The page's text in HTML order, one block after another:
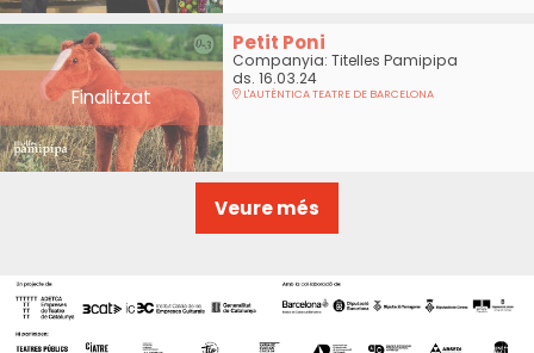
Finalitzat
Petit Poni
Companyia: Titelles Pamipipa
ds. 16.03.24
L'AUTÈNTICA TEATRE DE BARCELONA
Veure més